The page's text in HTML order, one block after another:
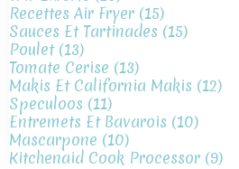
Recettes Air Fryer (15)
Sauces Et Tartinades (15)
Poulet(13)
Tomate Cerise (13)
Makis Et California Makis (12)
Speculoos (11)
Entremets Et Bavarois (10)
Mascarpone (10)
Kitchenaid Cook Processor (9)